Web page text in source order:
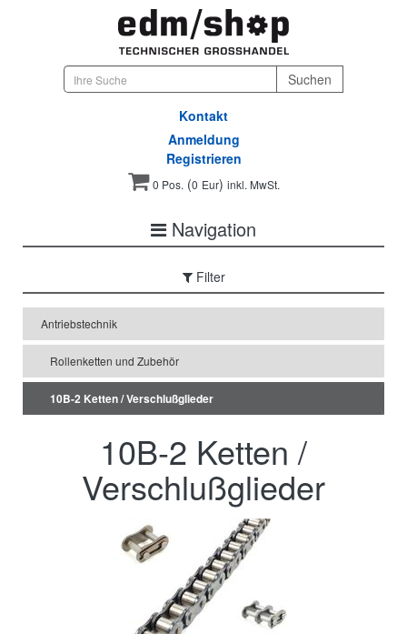
Kontakt
Anmeldung
Registrieren
0 Pos.(0 Eur) inkl. MwSt.
Navigation
Filter
Antriebstechnik
Rollenketten und Zubehör
10B-2 Ketten / Verschlußglieder
10B-2 Ketten /
Verschlußglieder